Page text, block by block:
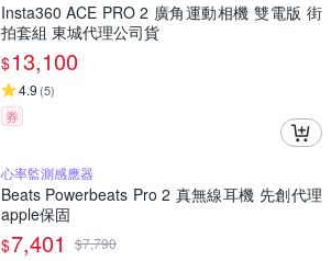
Insta360 ACE PRO 2 廣角運動相機 雙電版 街
拍套組 東城代理公司貨
$13,100
4.9 (5)
券
心率監測感應器
Beats Powerbeats Pro 2 真無線耳機 先創代理
apple保固
$7,401 $7,790